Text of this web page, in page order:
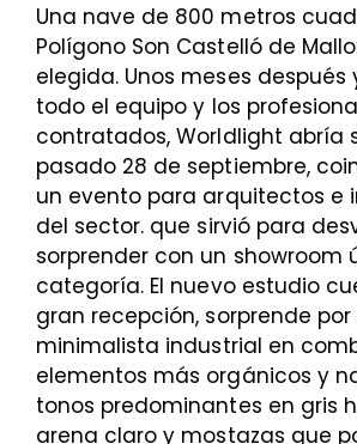
Una nave de 800 metros
Polígono Son Castelló de
elegida. Unos meses después
todo el equipo y los
contratados, Worldlight abría
pasado 28 de septiembre,
un evento para arquitectos e
del sector. que sirvió para
sorprender con un showroom
categoría. El nuevo estudio
gran recepción, sorprende por
minimalista industrial en
elementos más orgánicos y
tonos predominantes en gris
arena claro y mostazas que